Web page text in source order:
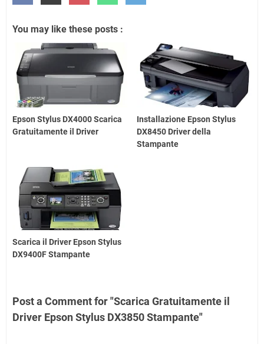
You may like these posts :
Epson Stylus DX4000 Scarica
Gratuitamente il Driver
Installazione Epson Stylus
DX8450 Driver della
Stampante
Scarica il Driver Epson Stylus
DX9400F Stampante
Post a Comment for "Scarica Gratuitamente il
Driver Epson Stylus DX3850 Stampante"